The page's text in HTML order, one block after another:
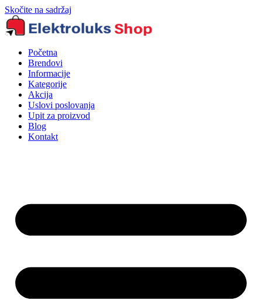
Skočite na sadržaj
Početna
Brendovi
Informacije
Kategorije
Akcija
Uslovi poslovanja
Upit za proizvod
Blog
Kontakt